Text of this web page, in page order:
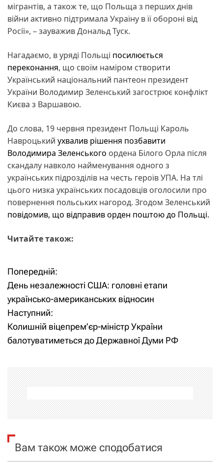
мігрантів, а також те, що Польща з перших днів
війни активно підтримала Україну в її обороні від
Росії», – зауважив Дональд Туск.
Нагадаємо, в уряді Польщі посилюється
переконання, що своїм наміром створити
Український національний пантеон президент
України Володимир Зеленський загострює конфлікт
Києва з Варшавою.
До слова, 19 червня президент Польщі Кароль
Навроцький ухвалив рішення позбавити
Володимира Зеленського ордена Білого Орла після
скандалу навколо найменування одного з
українських підрозділів на честь героїв УПА. На тлі
цього низка українських посадовців оголосили про
повернення польських нагород. Згодом Зеленський
повідомив, що відправив орден поштою до Польщі.
Читайте також:
Н
а
в
і
а
ц
і
я
Попередній:
День незалежності США: головні етапи
українсько-американських відносин
Наступний:
Колишній віцепрем’єр-міністр України
балотуватиметься до Державної Думи РФ
Вам також може сподобатися